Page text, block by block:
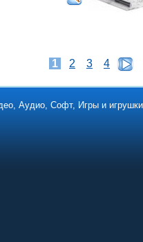
1 2 3 4
Аудио, Софт, Игры и